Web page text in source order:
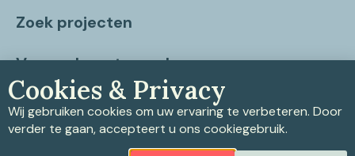
Zoek projecten
Vragen beantwoord
Contact
Cookies & Privacy
Wij gebruiken cookies om uw ervaring te verbeteren. Door
verder te gaan, accepteert u ons cookiegebruik.